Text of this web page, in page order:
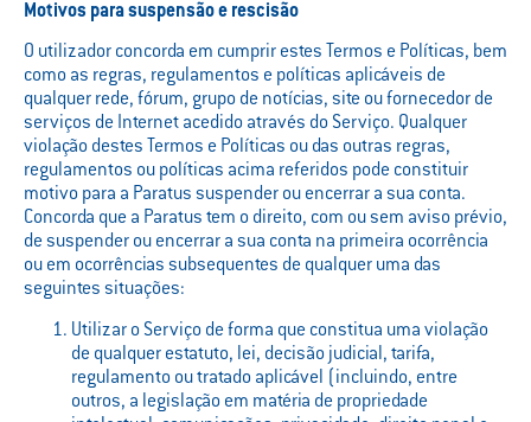
Motivos para suspensão e rescisão
O utilizador concorda em cumprir estes Termos e Políticas, bem
como as regras, regulamentos e políticas aplicáveis de
qualquer rede, fórum, grupo de notícias, site ou fornecedor de
serviços de Internet acedido através do Serviço. Qualquer
violação destes Termos e Políticas ou das outras regras,
regulamentos ou políticas acima referidos pode constituir
motivo para a Paratus suspender ou encerrar a sua conta.
Concorda que a Paratus tem o direito, com ou sem aviso prévio,
de suspender ou encerrar a sua conta na primeira ocorrência
ou em ocorrências subsequentes de qualquer uma das
seguintes situações:
Utilizar o Serviço de forma que constitua uma violação
de qualquer estatuto, lei, decisão judicial, tarifa,
regulamento ou tratado aplicável (incluindo, entre
outros, a legislação em matéria de propriedade